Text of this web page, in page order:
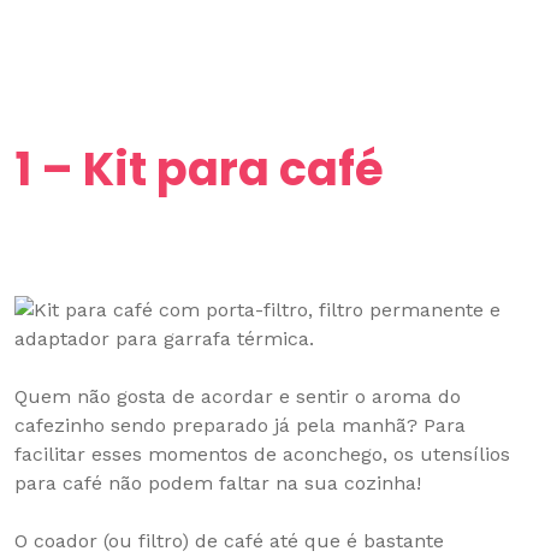
1 – Kit para café
Quem não gosta de acordar e sentir o aroma do
cafezinho sendo preparado já pela manhã? Para
facilitar esses momentos de aconchego, os utensílios
para café não podem faltar na sua cozinha!
O coador (ou filtro) de café até que é bastante